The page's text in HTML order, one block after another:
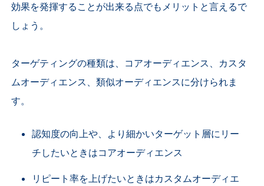
効果を発揮することが出来る点でもメリットと言えるで
しょう。
ターゲティングの種類は、コアオーディエンス、カスタ
ムオーディエンス、類似オーディエンスに分けられま
す。
認知度の向上や、より細かいターゲット層にリー
チしたいときはコアオーディエンス
リピート率を上げたいときはカスタムオーディエ